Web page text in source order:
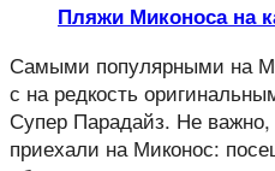
Пляжи Миконоса на
Самыми популярными на
с на редкость
Супер Парадайз. Не важно,
приехали на Миконос: